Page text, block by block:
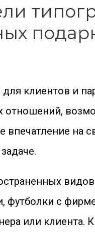
клиентов и
отношений,
впечатление на
футболки с
или